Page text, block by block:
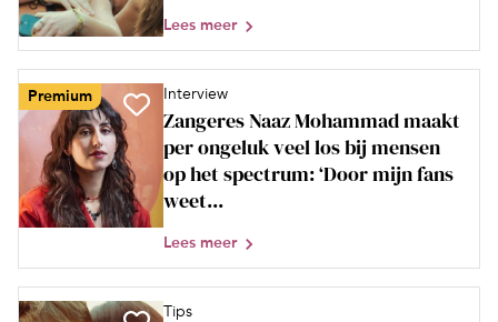
Lees meer
Premium Interview
Zangeres Naaz Mohammad maakt
per ongeluk veel los bij mensen
op het spectrum: ‘Door mijn fans
weet...
Lees meer
Tips